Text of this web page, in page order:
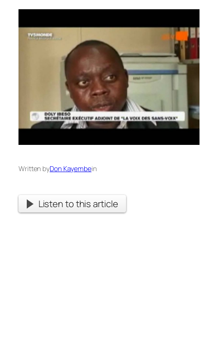
Written byDon Kayembein
Listen to this article